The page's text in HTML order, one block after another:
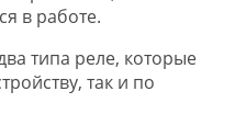
в работе.
типа реле, которые
так и по